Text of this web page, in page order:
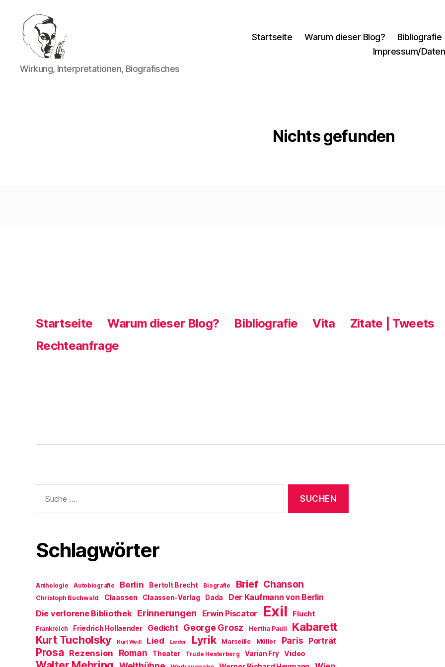
Walter
Mehring
Wirkung, Interpretationen, Biografisches
Startseite Warum dieser Blog? Bibliografie
Impressum/
Nichts gefunden
Startseite Warum dieser Blog? Bibliografie Vita Zitate | Tweets
Rechteanfrage
nach:
Schlagwörter
Anthologie Autobiografie Berlin Bertolt Brecht Biografie Brief Chanson
Christoph Buchwald Claassen Claassen-Verlag Dada Der Kaufmann von Berlin
Die verlorene Bibliothek Erinnerungen Erwin Piscator Exil Flucht
Frankreich Friedrich Hollaender Gedicht George Grosz Hertha Pauli Kabarett
Kurt Tucholsky Kurt Weill Lied Lieder Lyrik Marseille Müller Paris Porträt
Prosa Rezension Roman Theater Trude Hesterberg Varian Fry Video